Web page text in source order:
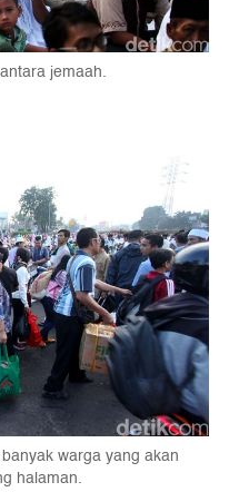
jemaah.
warga yang akan
halaman.